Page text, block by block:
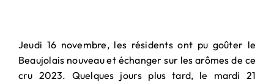
QUALITÉ
& SÉCURITÉ
Jeudi 16 novembre, les résidents ont pu goûter le
Beaujolais nouveau et échanger sur les arômes de ce
cru 2023. Quelques jours plus tard, le mardi 21